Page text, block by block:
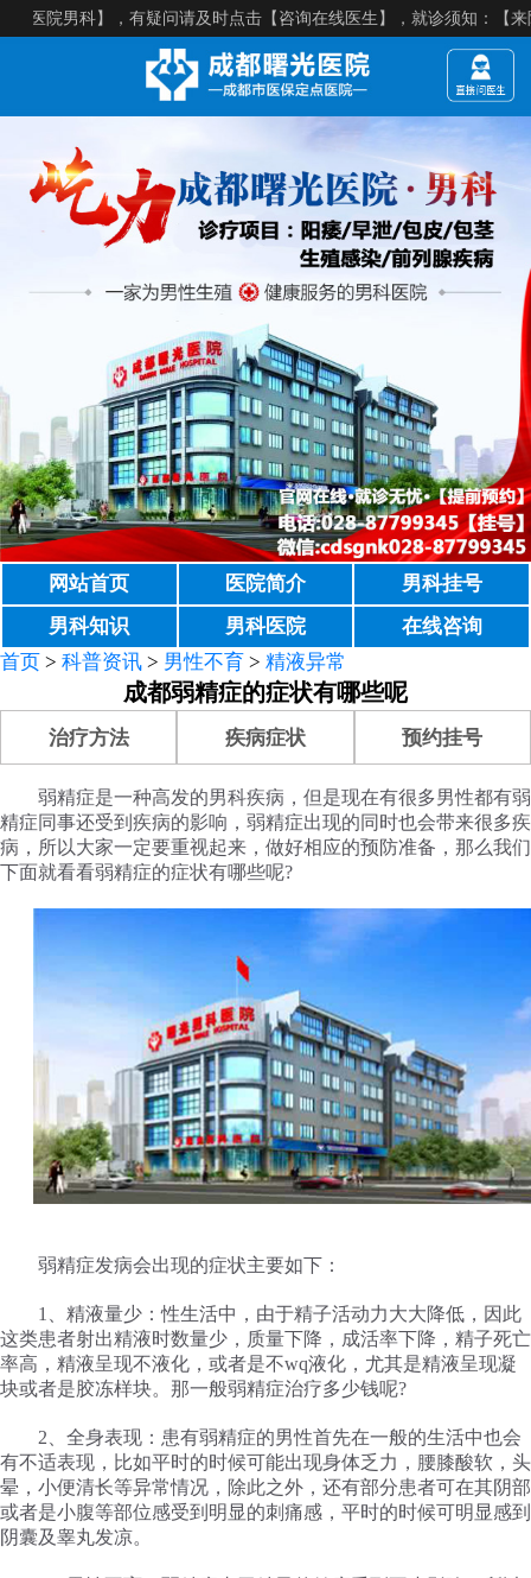
院男科】，有疑问请及时点击【咨询在线医生】，就诊须知：【来院建
网站首页 医院简介
男科挂号
男科知识
男科医院
在线咨询
首页 > 科普资讯 > 男性不育 > 精液异常
成都弱精症的症状有哪些呢
治疗方法 疾病症状 预约挂号
弱精症是一种高发的男科疾病，但是现在有很多男性都有弱
精症同事还受到疾病的影响，弱精症出现的同时也会带来很多疾
病，所以大家一定要重视起来，做好相应的预防准备，那么我们
下面就看看弱精症的症状有哪些呢?
弱精症发病会出现的症状主要如下：
1、精液量少：性生活中，由于精子活动力大大降低，因此
这类患者射出精液时数量少，质量下降，成活率下降，精子死亡
率高，精液呈现不液化，或者是不wq液化，尤其是精液呈现凝
块或者是胶冻样块。那一般弱精症治疗多少钱呢?
2、全身表现：患有弱精症的男性首先在一般的生活中也会
有不适表现，比如平时的时候可能出现身体乏力，腰膝酸软，头
晕，小便清长等异常情况，除此之外，还有部分患者可在其阴部
或者是小腹等部位感受到明显的刺痛感，平时的时候可明显感到
阴囊及睾丸发凉。